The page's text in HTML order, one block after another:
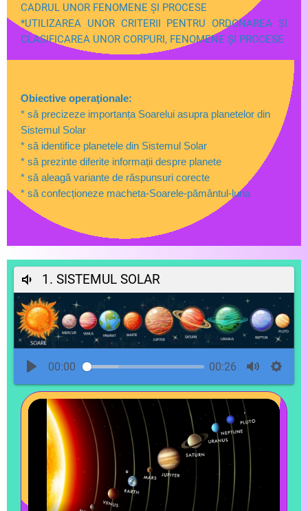
CADRUL UNOR FENOMENE ȘI PROCESE
*UTILIZAREA UNOR CRITERII PENTRU ORDONAREA ȘI
CLASIFICAREA UNOR CORPURI, FENOMENE ȘI PROCESE
Obiective operaţionale:
* să precizeze importanța Soarelui asupra planetelor din
Sistemul Solar
* să identifice planetele din Sistemul Solar
* să prezinte diferite informații despre planete
* să aleagă variante de răspunsuri corecte
* să confecționeze macheta-Soarele-pământul-luna
1. SISTEMUL SOLAR
00:00 00:26